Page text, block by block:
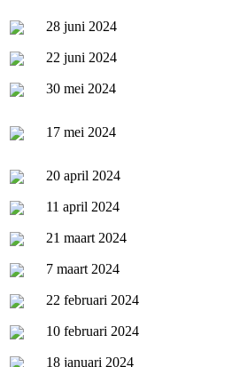
28 juni 2024
22 juni 2024
30 mei 2024
17 mei 2024
20 april 2024
11 april 2024
21 maart 2024
7 maart 2024
22 februari 2024
10 februari 2024
18 januari 2024